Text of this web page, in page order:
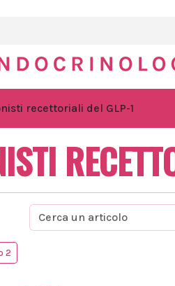
recettoriali del GLP-1
2